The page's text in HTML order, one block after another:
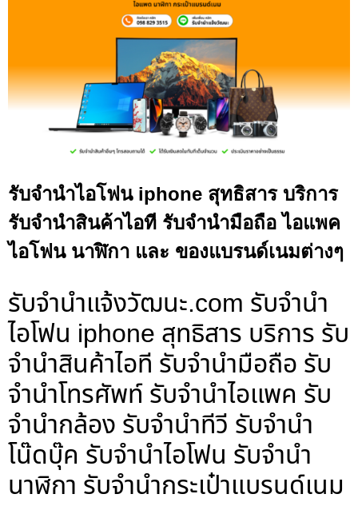
รับจำนำไอโฟน iphone สุทธิสาร บริการ
รับจำนำสินค้าไอที รับจำนำมือถือ ไอแพค
ไอโฟน นาฬิกา และ ของแบรนด์เนมต่างๆ
รับจํานําแจ้งวัฒนะ.com รับจำนำ
ไอโฟน iphone สุทธิสาร บริการ รับ
จำนำสินค้าไอที รับจำนำมือถือ รับ
จำนำโทรศัพท์ รับจำนำไอแพค รับ
จำนำกล้อง รับจำนำทีวี รับจำนำ
โน๊ดบุ๊ค รับจำนำไอโฟน รับจำนำ
นาฬิกา รับจำนำกระเป๋าแบรนด์เนม